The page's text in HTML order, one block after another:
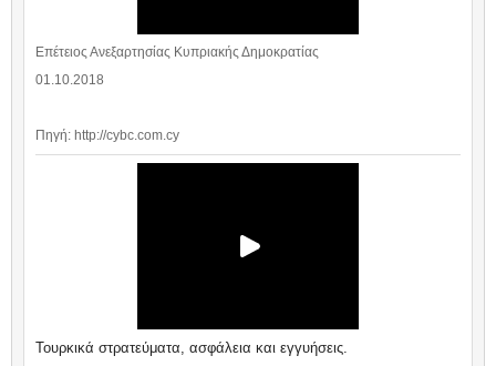
Επέτειος Ανεξαρτησίας Κυπριακής Δημοκρατίας
01.10.2018
Πηγή: http://cybc.com.cy
Τουρκικά στρατεύματα, ασφάλεια και εγγυήσεις.